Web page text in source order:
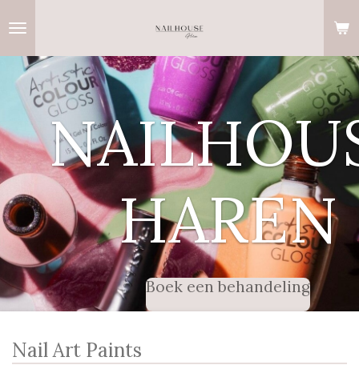
naar
hoofdinhoud
HAREN
Boek een behandeling
Nail Art Paints